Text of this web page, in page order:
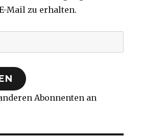
Mail zu erhalten.
Abonnenten an